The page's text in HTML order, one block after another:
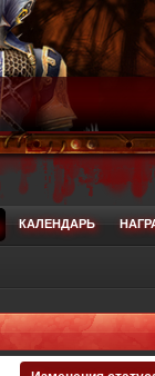
КАЛЕНДАРЬ